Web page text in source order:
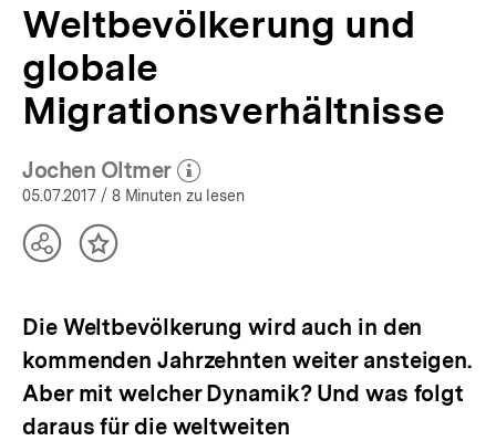
Hintergrund
aktuell
bpb.de
Weltbevölkerung und
globale
Migrationsverhältnisse
Jochen Oltmer
(Mehr zum Autor)
öffnen
05.07.2017 / 8 Minuten zu lesen
TeilenInhalt
Die Weltbevölkerung wird auch in den
kommenden Jahrzehnten weiter ansteigen.
Aber mit welcher Dynamik? Und was folgt
daraus für die weltweiten